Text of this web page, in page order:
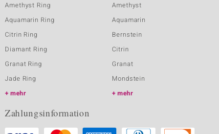
Amethyst Ring
Aquamarin Ring
Citrin Ring
Diamant Ring
Granat Ring
Jade Ring
mehr
Amethyst
Aquamarin
Bernstein
Citrin
Granat
Mondstein
mehr
Zahlungsinformation